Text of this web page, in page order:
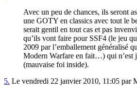
Avec un peu de chances, ils seront
une GOTY en classics avec tout le
serait gentil en tout cas et pas
qu’ils vont faire pour SSF4 (le jeu
2009 par l’emballement généralisé
Modern Warfare en fait…) qui n’est
(mauvaise foi inside).
5. Le vendredi 22 janvier 2010, 11:05 par